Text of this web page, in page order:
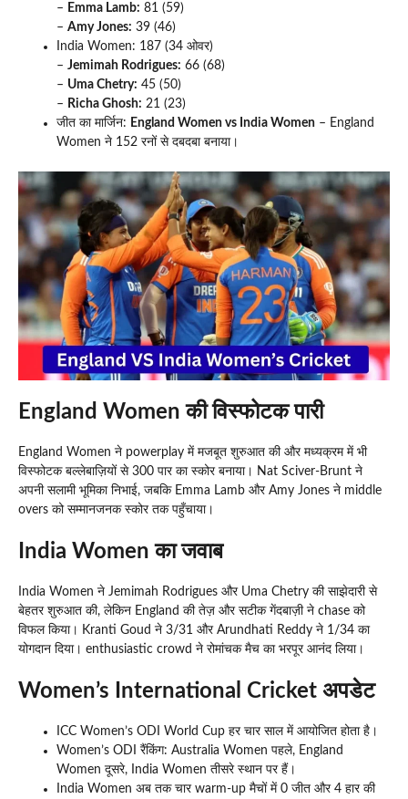
– Emma Lamb: 81 (59)
– Amy Jones: 39 (46)
India Women: 187 (34 ओवर)
– Jemimah Rodrigues: 66 (68)
– Uma Chetry: 45 (50)
– Richa Ghosh: 21 (23)
जीत का मार्जिन: England Women vs India Women – England
Women ने 152 रनों से दबदबा बनाया।
England Women की विस्फोटक पारी
England Women ने powerplay में मजबूत शुरुआत की और मध्यक्रम में भी
विस्फोटक बल्लेबाज़ियों से 300 पार का स्कोर बनाया। Nat Sciver-Brunt ने
अपनी सलामी भूमिका निभाई, जबकि Emma Lamb और Amy Jones ने middle
overs को सम्मानजनक स्कोर तक पहुँचाया।
India Women का जवाब
India Women ने Jemimah Rodrigues और Uma Chetry की साझेदारी से
बेहतर शुरुआत की, लेकिन England की तेज़ और सटीक गेंदबाज़ी ने chase को
विफल किया। Kranti Goud ने 3/31 और Arundhati Reddy ने 1/34 का
योगदान दिया। enthusiastic crowd ने रोमांचक मैच का भरपूर आनंद लिया।
Women’s International Cricket अपडेट
ICC Women’s ODI World Cup हर चार साल में आयोजित होता है।
Women’s ODI रैंकिंग: Australia Women पहले, England
Women दूसरे, India Women तीसरे स्थान पर हैं।
India Women अब तक चार warm-up मैचों में 0 जीत और 4 हार की